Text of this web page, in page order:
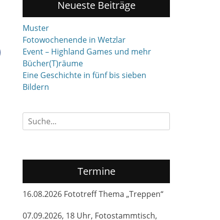
Neueste Beiträge
Muster
Fotowochenende in Wetzlar
Event – Highland Games und mehr
Bücher(T)räume
Eine Geschichte in fünf bis sieben
Bildern
Suchen
nach:
Termine
16.08.2026 Fototreff Thema „Treppen“
07.09.2026, 18 Uhr, Fotostammtisch,